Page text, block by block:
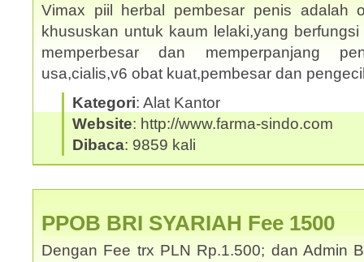
Vimax piil herbal pembesar penis adalah
khususkan untuk kaum lelaki,yang
memperbesar dan memperpanjang
usa,cialis,v6 obat kuat,pembesar dan
Kategori: Alat Kantor
Website: http://www.farma-sindo.com
Dibaca: 9859 kali
PPOB BRI SYARIAH Fee 1500
Dengan Fee trx PLN Rp.1.500; dan Admin